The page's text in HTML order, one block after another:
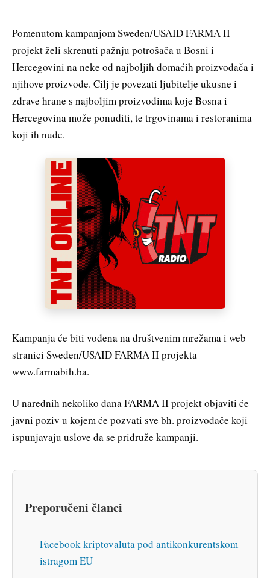
Pomenutom kampanjom Sweden/USAID FARMA II
projekt želi skrenuti pažnju potrošača u Bosni i
Hercegovini na neke od najboljih domaćih proizvođača i
njihove proizvode. Cilj je povezati ljubitelje ukusne i
zdrave hrane s najboljim proizvodima koje Bosna i
Hercegovina može ponuditi, te trgovinama i restoranima
koji ih nude.
Kampanja će biti vođena na društvenim mrežama i web
stranici Sweden/USAID FARMA II projekta
www.farmabih.ba.
U narednih nekoliko dana FARMA II projekt objaviti će
javni poziv u kojem će pozvati sve bh. proizvođače koji
ispunjavaju uslove da se pridruže kampanji.
Preporučeni članci
Facebook kriptovaluta pod antikonkurentskom
istragom EU